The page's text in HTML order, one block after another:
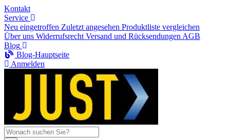
Kontakt
Service
Neu eingetroffen Zuletzt angesehen Produktliste vergleichen
Über uns Widerrufsrecht Versand und Rücksendungen AGB
Blog
Blog-Hauptseite
Anmelden